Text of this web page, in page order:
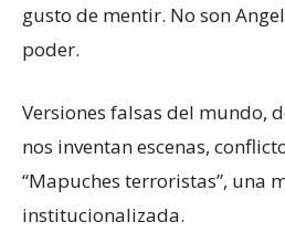
gusto de mentir. No son
poder.
Versiones falsas del mundo,
nos inventan escenas,
“Mapuches terroristas”, una
institucionalizada.